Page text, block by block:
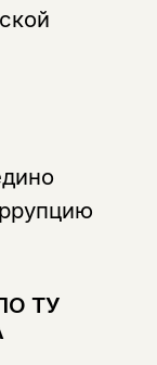
ТУ